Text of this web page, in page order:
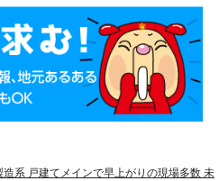
系 戸建てメインで早上がりの現場多数 未